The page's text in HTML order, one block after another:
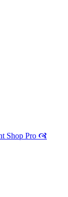
Shop Pro 🙧